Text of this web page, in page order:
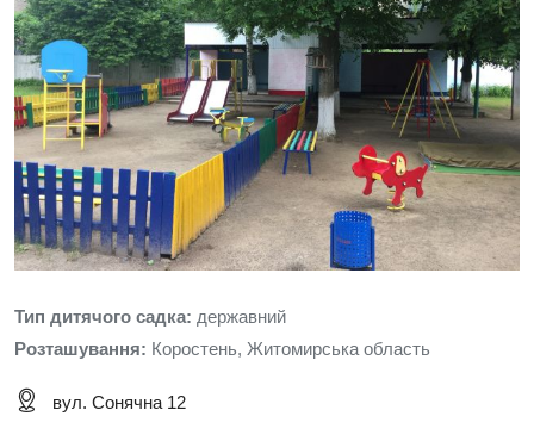
Тип дитячого садка: державний
Розташування: Коростень, Житомирська область
вул. Сонячна 12